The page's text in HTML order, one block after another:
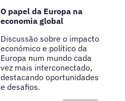
O papel da Europa na
economia global
Discussão sobre o impacto
económico e político da
Europa num mundo cada
vez mais interconectado,
destacando oportunidades
e desafios.